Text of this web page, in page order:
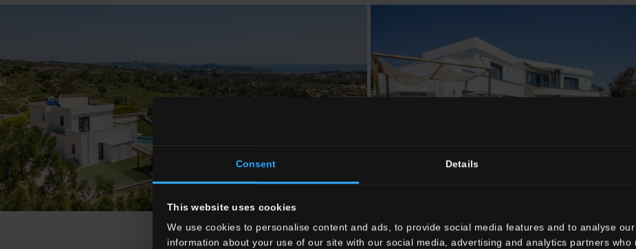
Consent Details
This website uses cookies
We use cookies to personalise content and ads, to provide social media features and to analyse
information about your use of our site with our social media, advertising and analytics partners who